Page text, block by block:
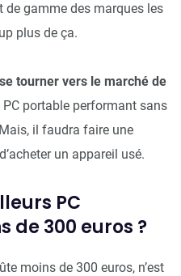
de gamme des marques les
plus de ça.
se tourner vers le marché de
portable performant sans
il faudra faire une
un appareil usé.
PC
de 300 euros ?
moins de 300 euros, n’est